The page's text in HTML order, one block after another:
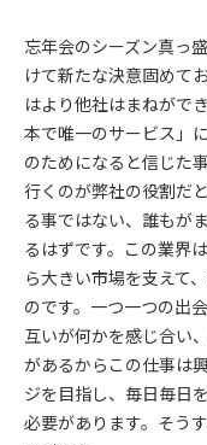
忘年会のシーズン真っ
けて新たな決意固めて
はより他社はまねがで
本で唯一のサービス」
のためになると信じた
行くのが弊社の役割だ
る事ではない、誰もが
るはずです。この業界
ら大きい市場を支えて
のです。一つ一つの出
互いが何かを感じ合い
があるからこの仕事は
ジを目指し、毎日毎日
必要があります。そう